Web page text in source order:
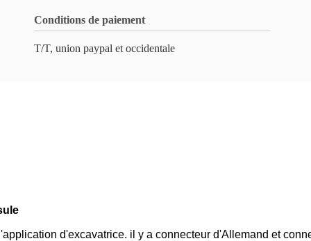
Conditions de paiement
T/T, union paypal et occidentale
d'excavatrice. il y a connecteur d'Allemand et